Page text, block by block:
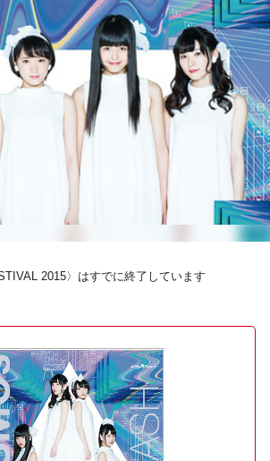
2015〉はすでに終了しています